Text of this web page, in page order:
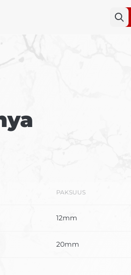
PAKSUUS
12mm
20mm